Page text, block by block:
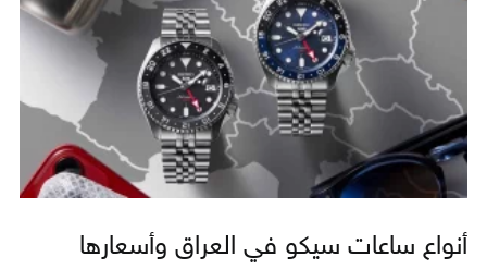
أنواع ساعات سيكو في العراق وأسعارها